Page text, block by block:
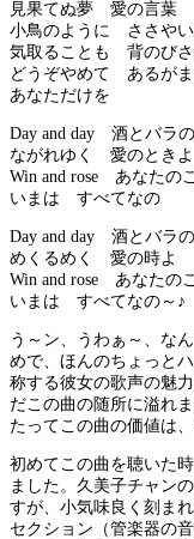
見果てぬ夢 愛の言葉
小鳥のように ささや
気取ることも 背のびさ
どうぞやめて あるが
あなただけを
Day and day 酒とバラ
ながれゆく 愛のときよ
Win and rose あなたの
いまは すべてなの
Day and day 酒とバラ
めくるめく 愛の時よ
Win and rose あなたの
いまは すべてなの～♪
う～ン、うわぁ～、な
めで、ほんのちょっと
称する彼女の歌声の魅
だこの曲の随所に溢れ
たってこの曲の価値は
初めてこの曲を聴いた
ました。久美子チャン
すが、小気味良く刻ま
セクション（管楽器の